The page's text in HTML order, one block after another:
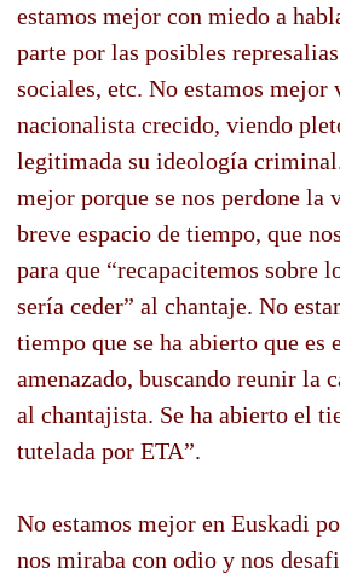
estamos mejor con miedo a
parte por las posibles
sociales, etc. No estamos mejor
nacionalista crecido, viendo
legitimada su ideología
mejor porque se nos perdone la
breve espacio de tiempo, que
para que “recapacitemos sobre
sería ceder” al chantaje. No
tiempo que se ha abierto que es
amenazado, buscando reunir la
al chantajista. Se ha abierto el
tutelada por ETA”.
No estamos mejor en Euskadi
nos miraba con odio y nos